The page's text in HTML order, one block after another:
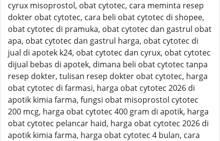
cyrux misoprostol, obat cytotec, cara meminta resep
dokter obat cytotec, cara beli obat cytotec di shopee,
obat cytotec di pramuka, obat cytotec dan gastrul obat
apa, obat cytotec dan gastrul harga, obat cytotec di
jual di apotek k24, obat cytotec dan cyrux, obat cytotec
dijual bebas di apotek, dimana beli obat cytotec tanpa
resep dokter, tulisan resep dokter obat cytotec, harga
obat cytotec di farmasi, harga obat cytotec 2026 di
apotik kimia farma, fungsi obat misoprostol cytotec
200 mcg, harga obat cytotec 400 gram di apotik, harga
obat cytotec pelancar haid, harga obat cytotec 2026 di
apotik kimia farma, harga obat cytotec 4 bulan, cara